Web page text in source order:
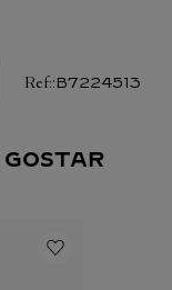
:B7224513